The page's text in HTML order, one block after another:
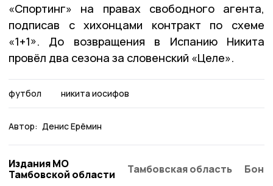
«Спортинг» на правах свободного агента,
подписав с хихонцами контракт по схеме
«1+1». До возвращения в Испанию Никита
провёл два сезона за словенский «Целе».
футбол никита иосифов
Автор: Денис Ерёмин
Издания МО
Тамбовской области
Тамбовская область